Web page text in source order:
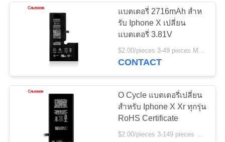
แบตเตอรี่ 2716mAh สําห
รับ Iphone X เปลี่ยน
แบตเตอรี่ 3.81V
$2.00/pieces 3-49 pieces MOQ:3 ชิ้น
CONTACT
O Cycle แบตเตอรี่เปลี่ยน
สําหรับ Iphone X Xr ทุกรุ่น
RoHS Certificate
$2.00/pieces 3-149 pieces MOQ:3 ชิ้น